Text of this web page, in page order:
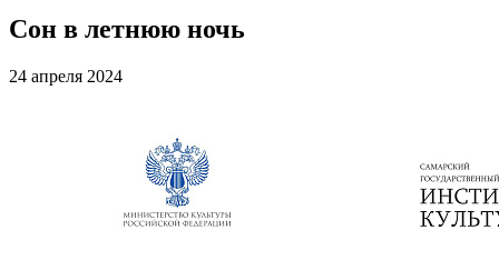
Сон в летнюю ночь
24 апреля 2024